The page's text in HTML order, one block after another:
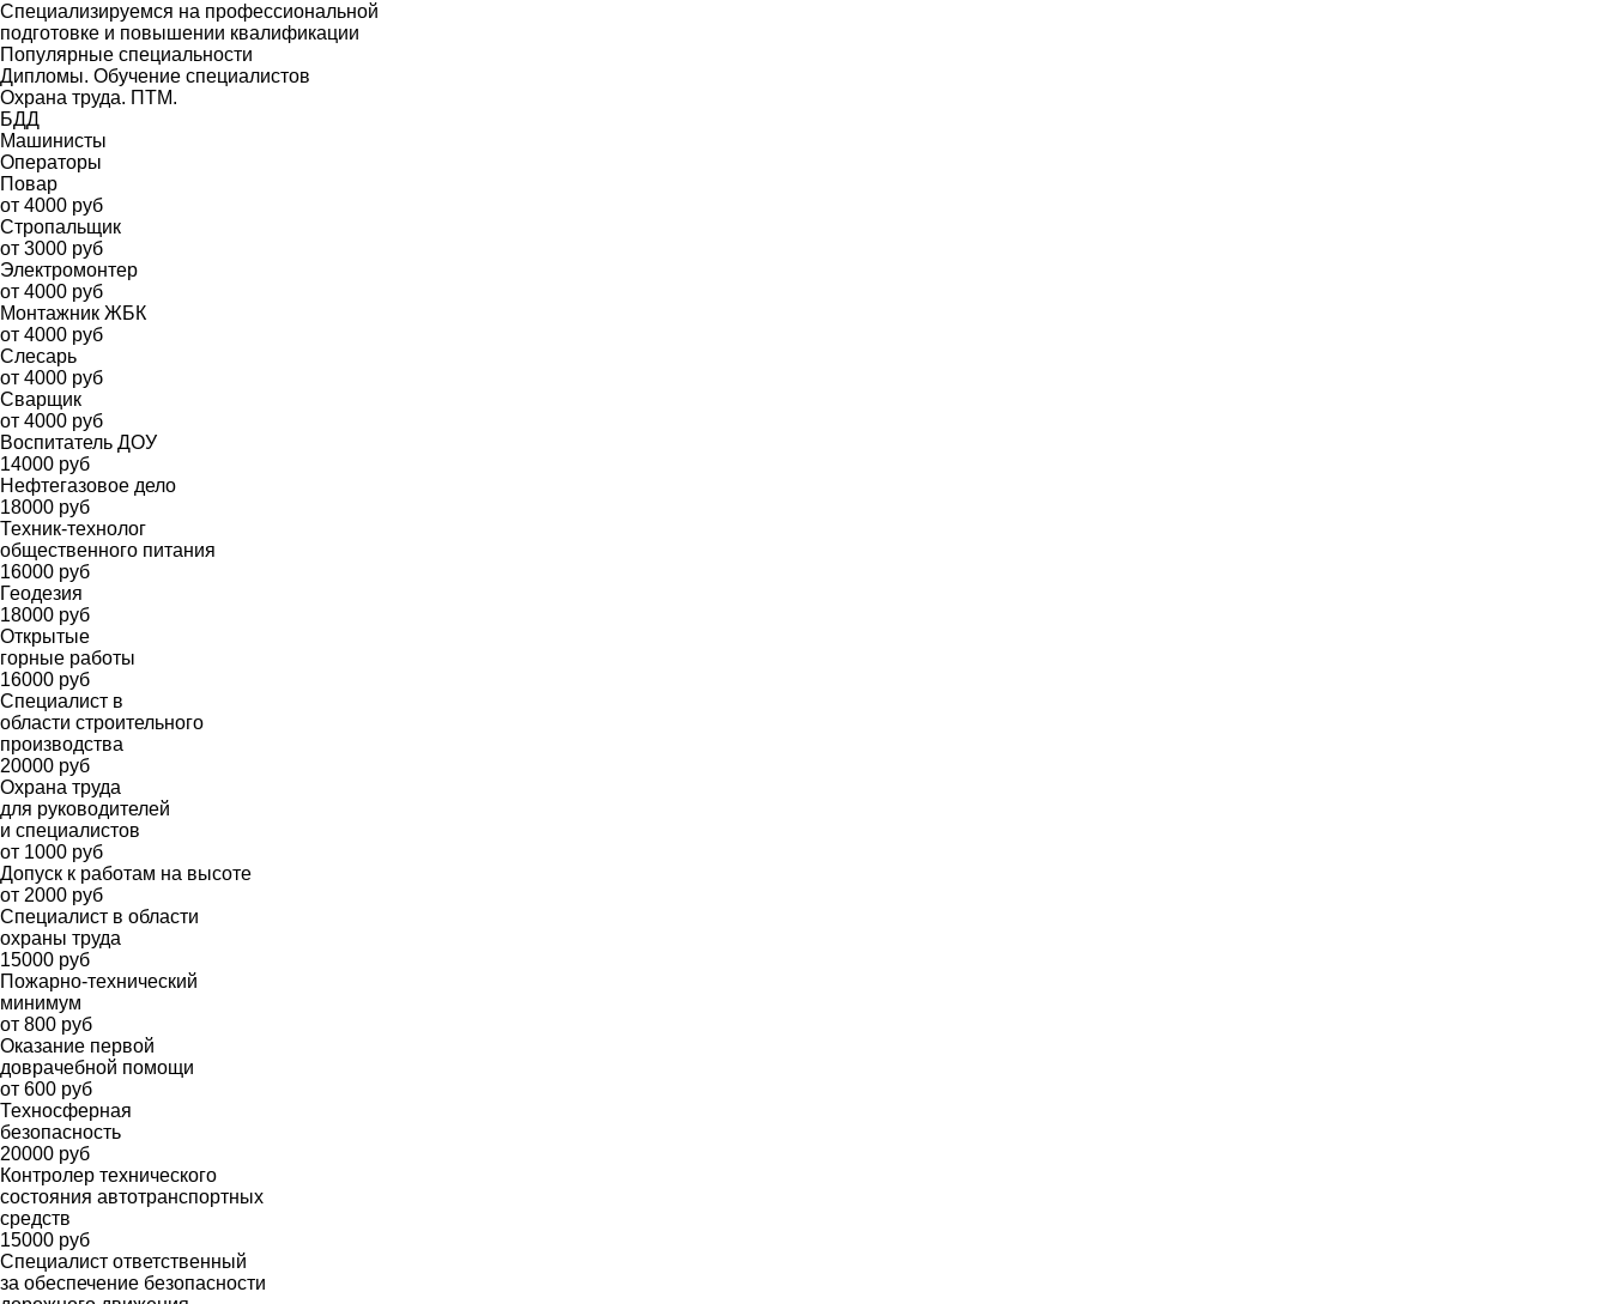
Специализируемся на профессиональной
подготовке и повышении квалификации
Популярные специальности
Дипломы. Обучение специалистов
Охрана труда. ПТМ.
БДД
Машинисты
Операторы
Повар
от 4000 руб
Стропальщик
от 3000 руб
Электромонтер
от 4000 руб
Монтажник ЖБК
от 4000 руб
Слесарь
от 4000 руб
Сварщик
от 4000 руб
Воспитатель ДОУ
14000 руб
Нефтегазовое дело
18000 руб
Техник-технолог
общественного питания
16000 руб
Геодезия
18000 руб
Открытые
горные работы
16000 руб
Специалист в
области строительного
производства
20000 руб
Охрана труда
для руководителей
и специалистов
от 1000 руб
Допуск к работам на высоте
от 2000 руб
Специалист в области
охраны труда
15000 руб
Пожарно-технический
минимум
от 800 руб
Оказание первой
доврачебной помощи
от 600 руб
Техносферная
безопасность
20000 руб
Контролер технического
состояния автотранспортных
средств
15000 руб
Специалист ответственный
за обеспечение безопасности